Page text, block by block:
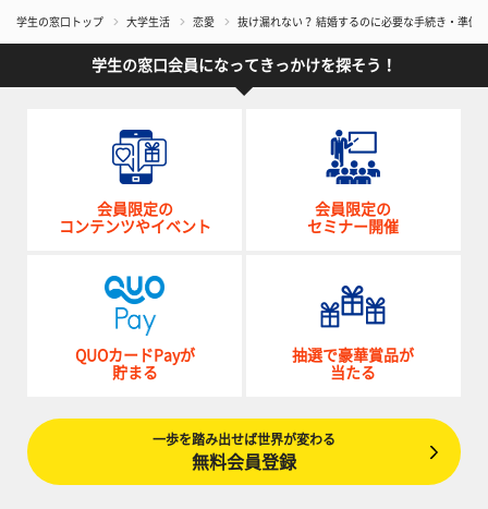
学生の窓口トップ 大学生活 恋愛 抜け漏れない？ 結婚するのに必要な手続き・準備6
学生の窓口会員になってきっかけを探そう！
会員限定の
コンテンツやイベント
会員限定の
セミナー開催
QUOカードPayが
貯まる
抽選で豪華賞品が
当たる
一歩を踏み出せば世界が変わる
無料会員登録